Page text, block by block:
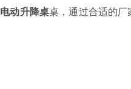
电动升降桌桌，通过合适的